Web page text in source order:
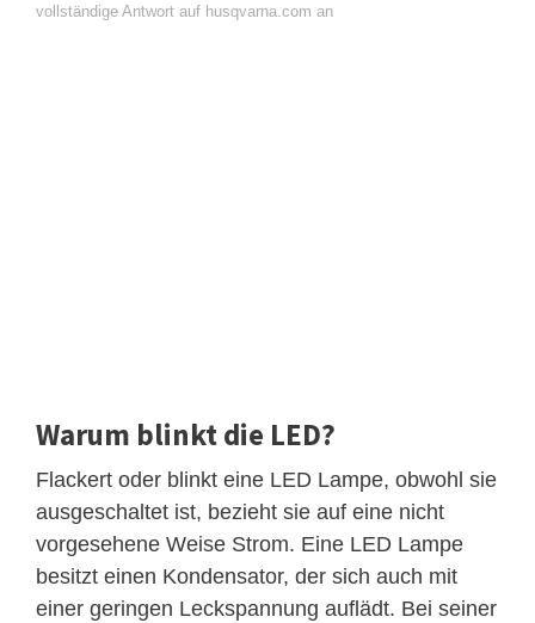
vollständige Antwort auf husqvarna.com an
Warum blinkt die LED?
Flackert oder blinkt eine LED Lampe, obwohl sie
ausgeschaltet ist, bezieht sie auf eine nicht
vorgesehene Weise Strom. Eine LED Lampe
besitzt einen Kondensator, der sich auch mit
einer geringen Leckspannung auflädt. Bei seiner